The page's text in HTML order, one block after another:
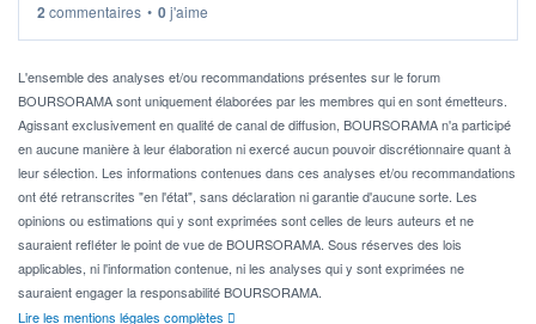
Idéalement, je voudrais qu'il soit éligible au PEA.
Pour l' ...
2 commentaires • 0j'aime
L'ensemble des analyses et/ou recommandations présentes sur le forum
BOURSORAMA sont uniquement élaborées par les membres qui en sont émetteurs.
Agissant exclusivement en qualité de canal de diffusion, BOURSORAMA n'a participé
en aucune manière à leur élaboration ni exercé aucun pouvoir discrétionnaire quant à
leur sélection. Les informations contenues dans ces analyses et/ou recommandations
ont été retranscrites "en l'état", sans déclaration ni garantie d'aucune sorte. Les
opinions ou estimations qui y sont exprimées sont celles de leurs auteurs et ne
sauraient refléter le point de vue de BOURSORAMA. Sous réserves des lois
applicables, ni l'information contenue, ni les analyses qui y sont exprimées ne
sauraient engager la responsabilité BOURSORAMA.
Lire les mentions légales complètes